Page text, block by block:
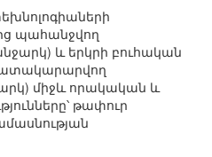
պահանջվող
և երկրի բուհական
միջև որակական և
թափուր